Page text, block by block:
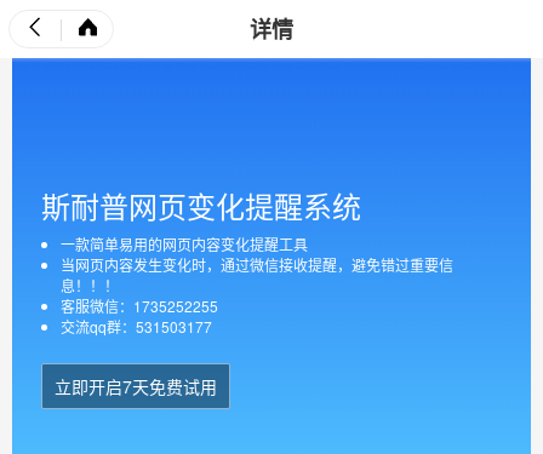
详情
斯耐普网页变化提醒系统
一款简单易用的网页内容变化提醒工具
当网页内容发生变化时，通过微信接收提醒，避免错过重要信
息！！！
客服微信：1735252255
交流qq群：531503177
立即开启7天免费试用